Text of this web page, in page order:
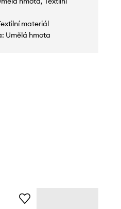
materiál
Umělá hmota